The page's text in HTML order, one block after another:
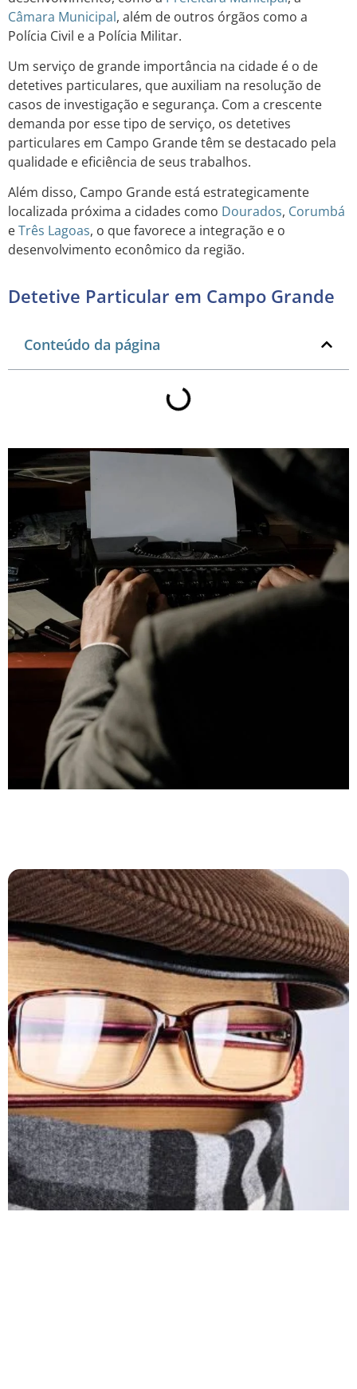
Câmara Municipal, além de outros órgãos como a
Polícia Civil e a Polícia Militar.
Um serviço de grande importância na cidade é o de
detetives particulares, que auxiliam na resolução de
casos de investigação e segurança. Com a crescente
demanda por esse tipo de serviço, os detetives
particulares em Campo Grande têm se destacado pela
qualidade e eficiência de seus trabalhos.
Além disso, Campo Grande está estrategicamente
localizada próxima a cidades como Dourados, Corumbá
eTrês Lagoas, o que favorece a integração e o
desenvolvimento econômico da região.
Detetive Particular em Campo Grande
Conteúdo da página